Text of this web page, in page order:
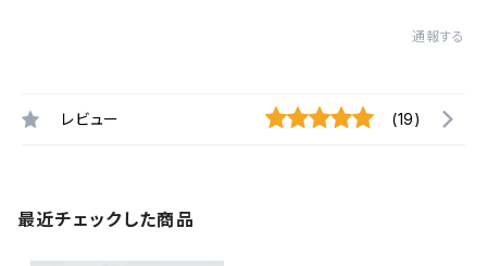
通報する
レビュー (19)
最近チェックした商品